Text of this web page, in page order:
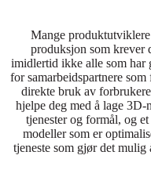
Mange
produksjon som krever
imidlertid ikke alle som har
for samarbeidspartnere
direkte bruk av
hjelpe deg med å lage
tjenester og formål, og
modeller som er
tjeneste som gjør det